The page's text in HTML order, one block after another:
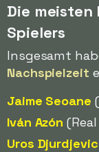
Die
Spielers
Insgesamt
Nachspielzeit
Jaime Seoane
Iván Azón
Uros Djurdjevic